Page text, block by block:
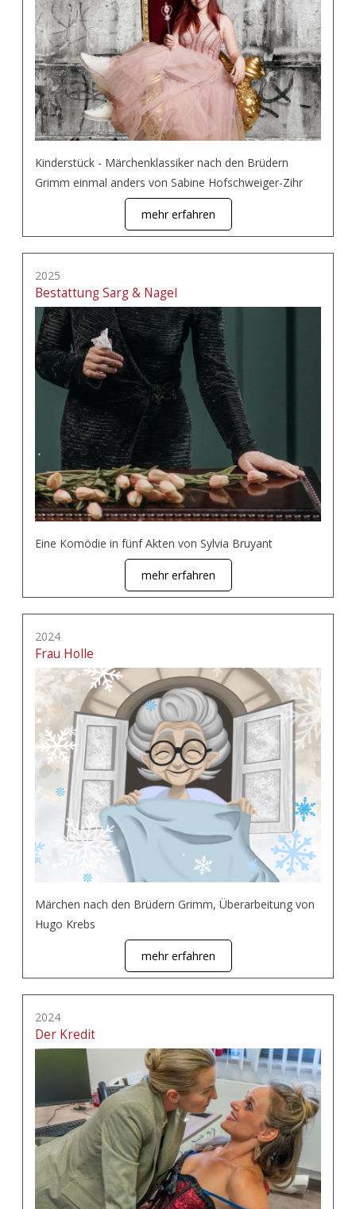
Kinderstück - Märchenklassiker nach den Brüdern
Grimm einmal anders von Sabine Hofschweiger-Zihr
mehr erfahren
2025
Bestattung Sarg & Nagel
Eine Komödie in fünf Akten von Sylvia Bruyant
mehr erfahren
2024
Frau Holle
Märchen nach den Brüdern Grimm, Überarbeitung von
Hugo Krebs
mehr erfahren
2024
Der Kredit